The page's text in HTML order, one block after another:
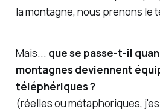
la montagne, nous prenons le
Mais... que se passe-t-il
montagnes deviennent
téléphériques ?
(réelles ou métaphoriques,